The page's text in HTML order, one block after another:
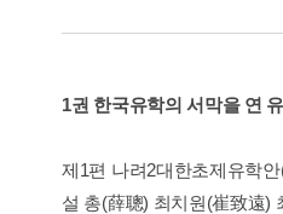
1권 한국유학의 서막을 연
제1편 나려2대한초제유학
설 총(薛聰) 최치원(崔致遠)